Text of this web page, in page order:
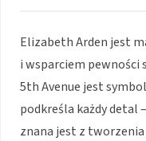
Elizabeth Arden jest
i wsparciem pewności
5th Avenue jest
podkreśla każdy detal
znana jest z